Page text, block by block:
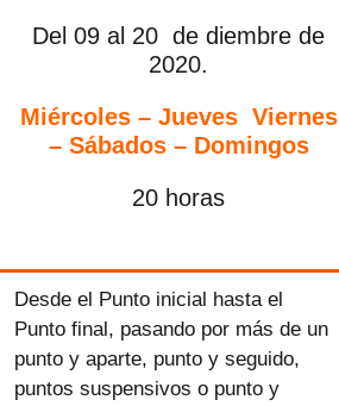
Del 09 al 20 de diembre de
2020.
Miércoles – Jueves Viernes
– Sábados – Domingos
20 horas
Desde el Punto inicial hasta el
Punto final, pasando por más de un
punto y aparte, punto y seguido,
puntos suspensivos o punto y